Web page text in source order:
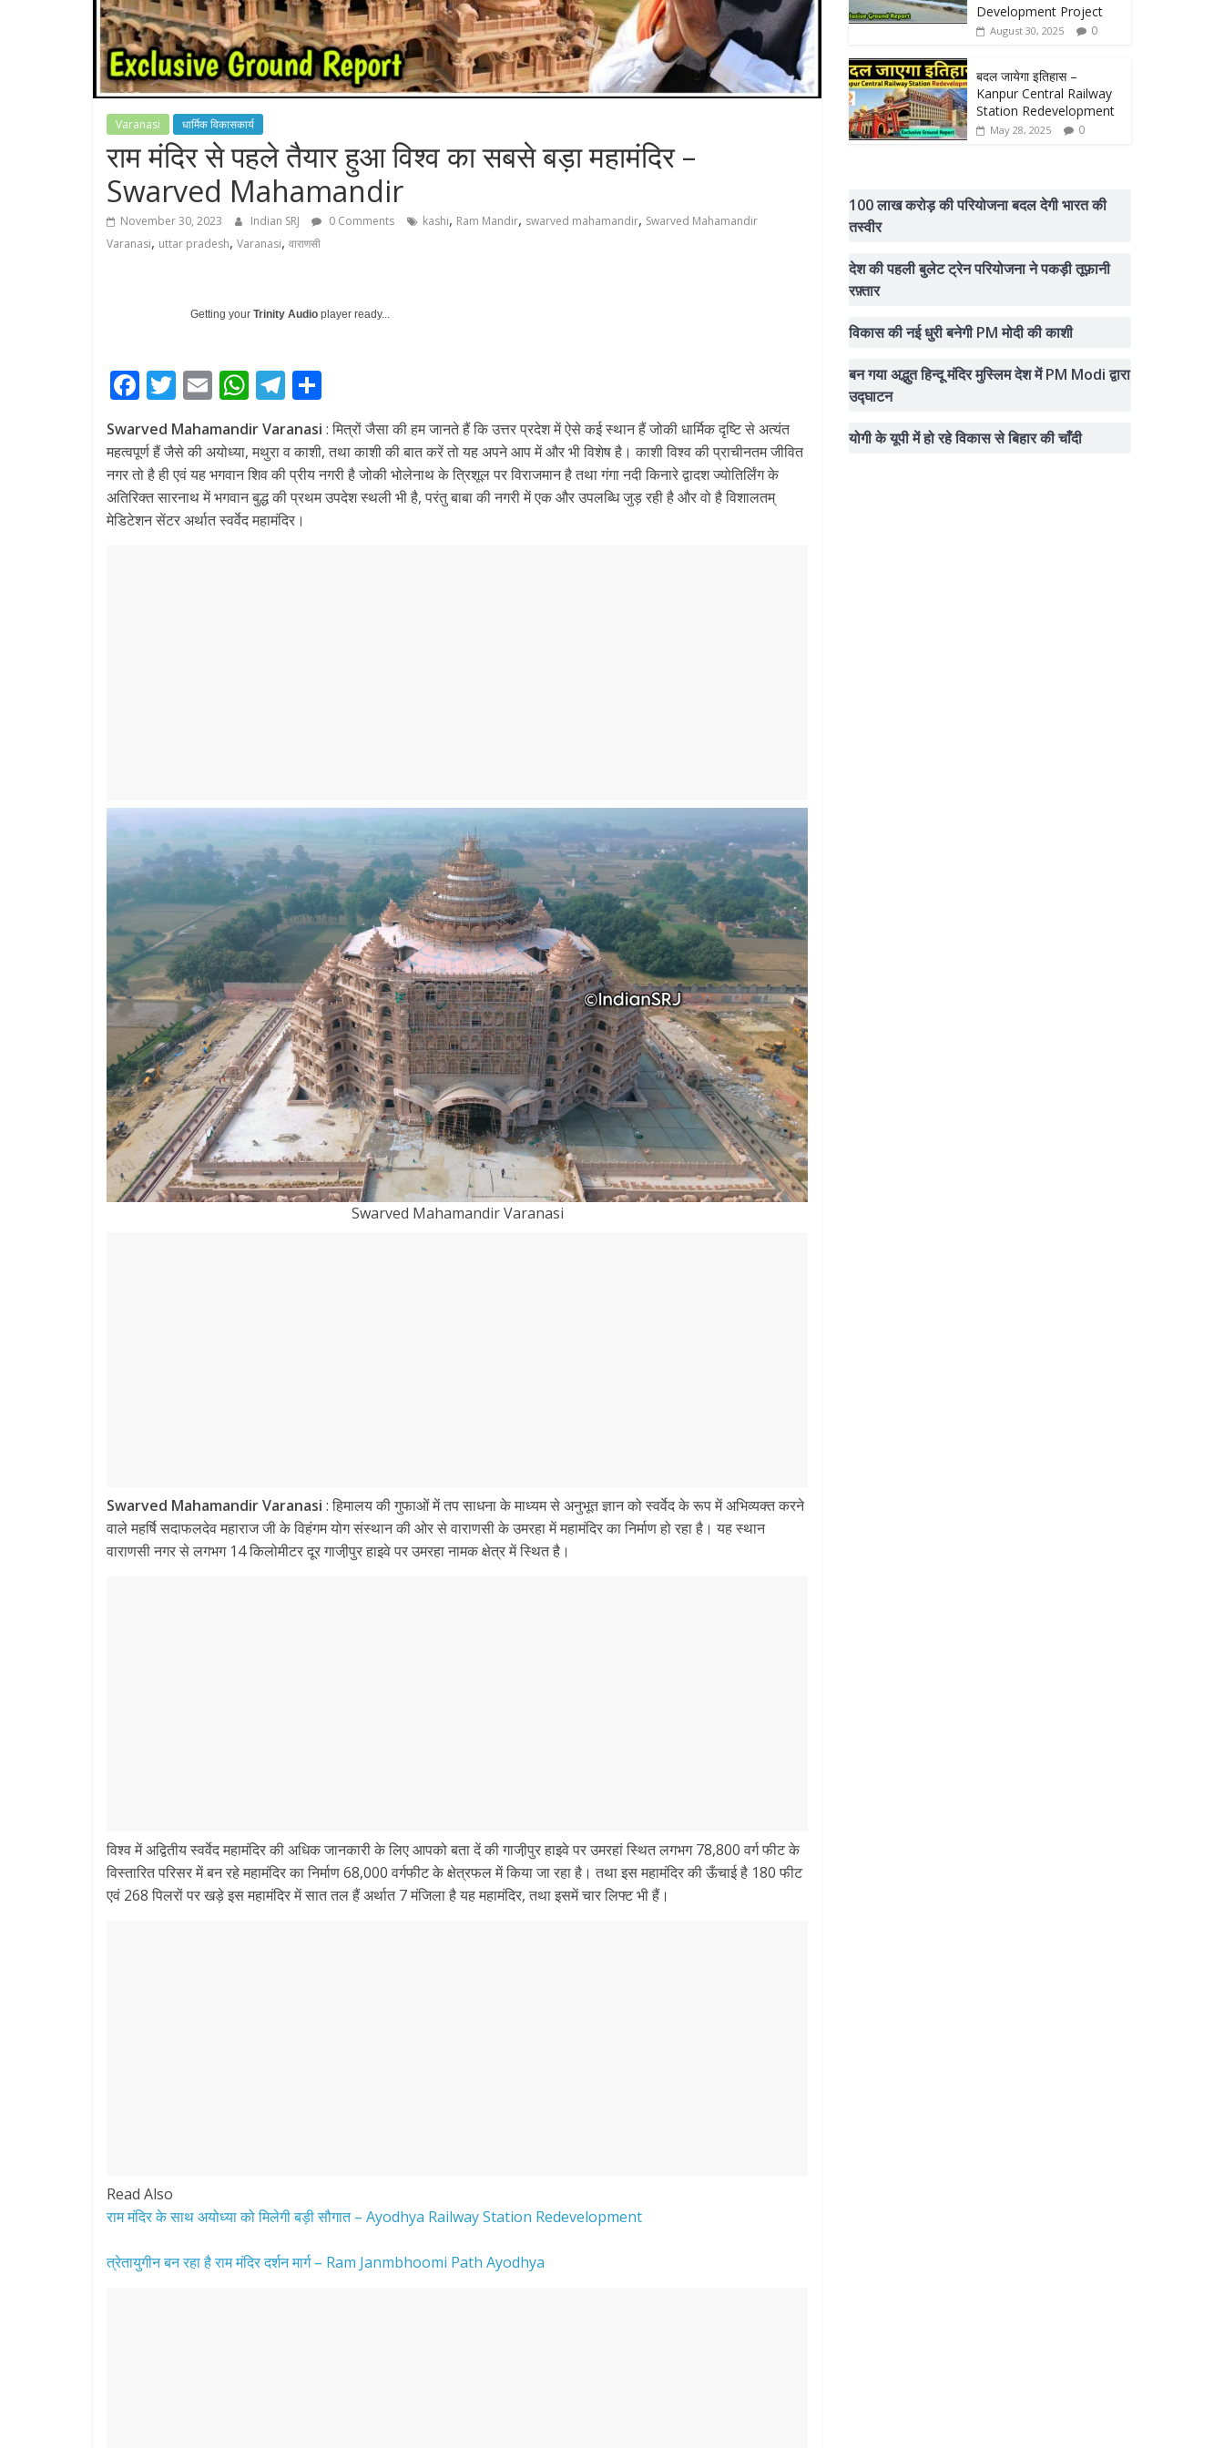
Varanasi धार्मिक विकासकार्य
राम मंदिर से पहले तैयार हुआ विश्व का सबसे बड़ा महामंदिर –
Swarved Mahamandir
November 30, 2023 Indian SRJ 0 Comments kashi, Ram Mandir, swarved mahamandir, Swarved Mahamandir
Varanasi, uttar pradesh, Varanasi, वाराणसी
Getting your Trinity Audio player ready...
F
ac
e
b
o
o
T
w
itt
er
E
ai
l
W
h
at
s
A
p
T
e
gr
a
m
h
ar
e
Swarved Mahamandir Varanasi : मित्रों जैसा की हम जानते हैं कि उत्तर प्रदेश में ऐसे कई स्थान हैं जोकी धार्मिक दृष्टि से अत्यंत
महत्वपूर्ण हैं जैसे की अयोध्या, मथुरा व काशी, तथा काशी की बात करें तो यह अपने आप में और भी विशेष है। काशी विश्व की प्राचीनतम जीवित
नगर तो है ही एवं यह भगवान शिव की प्रीय नगरी है जोकी भोलेनाथ के त्रिशूल पर विराजमान है तथा गंगा नदी किनारे द्वादश ज्योतिर्लिंग के
अतिरिक्त सारनाथ में भगवान बुद्ध की प्रथम उपदेश स्थली भी है, परंतु बाबा की नगरी में एक और उपलब्धि जुड़ रही है और वो है विशालतम्
मेडिटेशन सेंटर अर्थात स्वर्वेद महामंदिर।
Swarved Mahamandir Varanasi
Swarved Mahamandir Varanasi : हिमालय की गुफाओं में तप साधना के माध्यम से अनुभूत ज्ञान को स्वर्वेद के रूप में अभिव्यक्त करने
वाले महर्षि सदाफलदेव महाराज जी के विहंगम योग संस्थान की ओर से वाराणसी के उमरहा में महामंदिर का निर्माण हो रहा है। यह स्थान
वाराणसी नगर से लगभग 14 किलोमीटर दूर गाजी़पुर हाइवे पर उमरहा नामक क्षेत्र में स्थित है।
विश्व में अद्वितीय स्वर्वेद महामंदिर की अधिक जानकारी के लिए आपको बता दें की गाजी़पुर हाइवे पर उमरहां स्थित लगभग 78,800 वर्ग फीट के
विस्तारित परिसर में बन रहे महामंदिर का निर्माण 68,000 वर्गफीट के क्षेत्रफल में किया जा रहा है। तथा इस महामंदिर की ऊँचाई है 180 फीट
एवं 268 पिलरों पर खड़े इस महामंदिर में सात तल हैं अर्थात 7 मंजिला है यह महामंदिर, तथा इसमें चार लिफ्ट भी हैं।
Read Also
राम मंदिर के साथ अयोध्या को मिलेगी बड़ी सौगात – Ayodhya Railway Station Redevelopment
त्रेतायुगीन बन रहा है राम मंदिर दर्शन मार्ग – Ram Janmbhoomi Path Ayodhya
Development Project
August 30, 2025 0
बदल जायेगा इतिहास –
Kanpur Central Railway
Station Redevelopment
May 28, 2025 0
100 लाख करोड़ की परियोजना बदल देगी भारत की
तस्वीर
देश की पहली बुलेट ट्रेन परियोजना ने पकड़ी तूफ़ानी
रफ़्तार
विकास की नई धुरी बनेगी PM मोदी की काशी
बन गया अद्भुत हिन्दू मंदिर मुस्लिम देश में PM Modi द्वारा
उद्घाटन
योगी के यूपी में हो रहे विकास से बिहार की चाँदी